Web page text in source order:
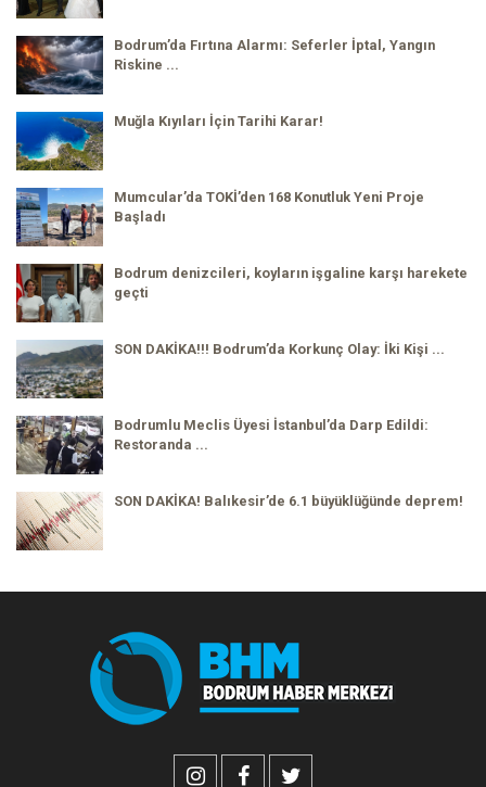
Bodrum’da Fırtına Alarmı: Seferler İptal, Yangın
Riskine ...
Muğla Kıyıları İçin Tarihi Karar!
Mumcular’da TOKİ’den 168 Konutluk Yeni Proje
Başladı
Bodrum denizcileri, koyların işgaline karşı harekete
geçti
SON DAKİKA!!! Bodrum’da Korkunç Olay: İki Kişi ...
Bodrumlu Meclis Üyesi İstanbul’da Darp Edildi:
Restoranda ...
SON DAKİKA! Balıkesir’de 6.1 büyüklüğünde deprem!